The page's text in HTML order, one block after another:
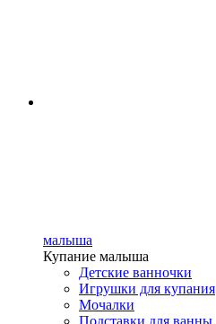
малыша
Купание малыша
Детские ванночки
Игрушки для купания
Мочалки
Подставки для ванны